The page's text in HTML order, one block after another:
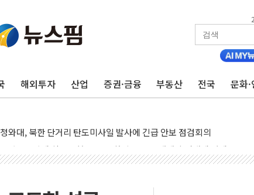
해외투자 산업 증권·금융 부동산 전국 문화
리투아니아 국방 "러, 우크라 드론으로 나토 회원국 공격 검토… 거짓 깃
구광모, 내주 실리콘밸리서 젠슨 황 재회…로봇·AI 데이터센터·모빌리
김정관 장관 "영업이익 N% 성과급 반대…상법·자본시장법 개정 논의"